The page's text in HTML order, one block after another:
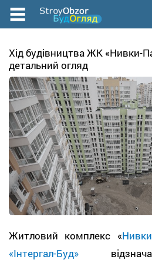
Перейти
содержанию
Хід будівництва ЖК «Нивки-
детальний огляд
Житловий комплекс «
«Інтергал-Буд»